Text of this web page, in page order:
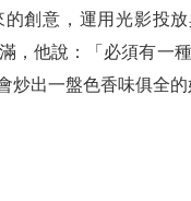
創意，運用光影投
，他說：「必須有一
出一盤色香味俱全的